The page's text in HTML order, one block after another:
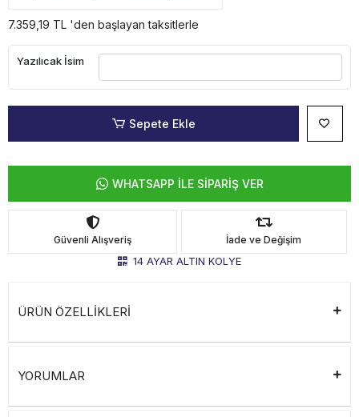
7.359,19 TL 'den başlayan taksitlerle
Yazılıcak İsim
Sepete Ekle
WHATSAPP İLE SİPARİŞ VER
Güvenli Alışveriş İade ve Değişim
14 AYAR ALTIN KOLYE
ÜRÜN ÖZELLİKLERİ
YORUMLAR